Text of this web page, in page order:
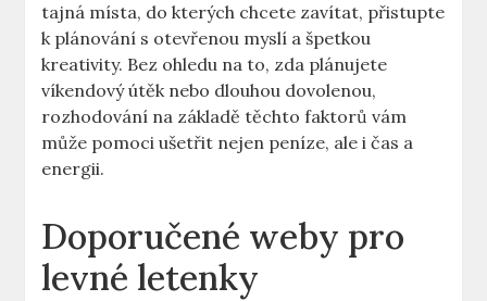
tajná místa, do kterých chcete zavítat, přistupte
k plánování s otevřenou myslí a špetkou
kreativity. Bez ohledu na to, zda plánujete
víkendový útěk nebo dlouhou dovolenou,
rozhodování na základě těchto faktorů vám
může pomoci ušetřit nejen peníze, ale i čas a
energii.
Doporučené weby pro
levné letenky